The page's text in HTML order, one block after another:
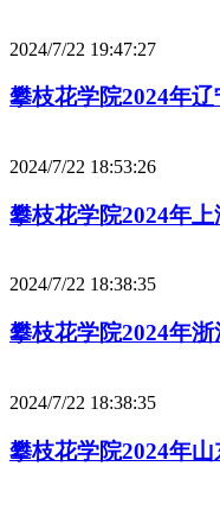
2024/7/22 19:47:27
攀枝花学院2024年
2024/7/22 18:53:26
攀枝花学院2024年
2024/7/22 18:38:35
攀枝花学院2024年
2024/7/22 18:38:35
攀枝花学院2024年